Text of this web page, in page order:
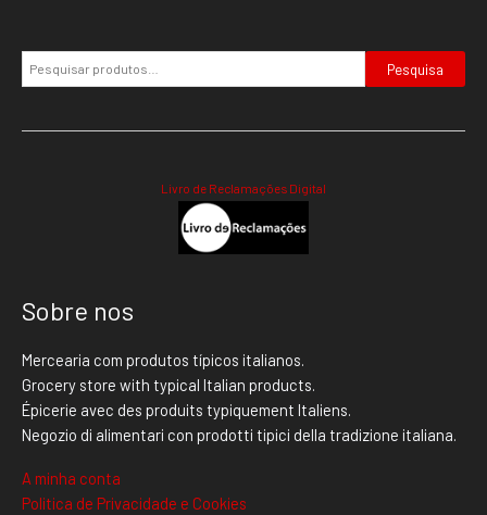
Pesquisa
Livro de Reclamações Digital
Sobre nos
Mercearia com produtos típicos italianos.
Grocery store with typical Italian products.
Épicerie avec des produits typiquement Italiens.
Negozio di alimentari con prodotti tipici della tradizione italiana.
A minha conta
Politica de Privacidade e Cookies